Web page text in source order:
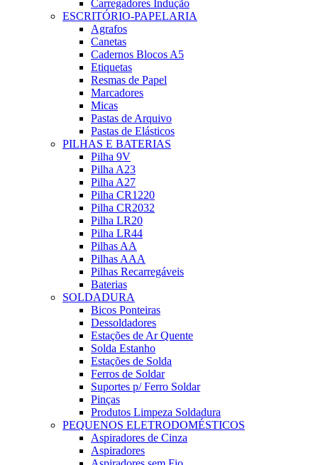
Carregadores Indução
ESCRITÓRIO-PAPELARIA
Agrafos
Canetas
Cadernos Blocos A5
Etiquetas
Resmas de Papel
Marcadores
Micas
Pastas de Arquivo
Pastas de Elásticos
PILHAS E BATERIAS
Pilha 9V
Pilha A23
Pilha A27
Pilha CR1220
Pilha CR2032
Pilha LR20
Pilha LR44
Pilhas AA
Pilhas AAA
Pilhas Recarregáveis
Baterias
SOLDADURA
Bicos Ponteiras
Dessoldadores
Estações de Ar Quente
Solda Estanho
Estações de Solda
Ferros de Soldar
Suportes p/ Ferro Soldar
Pinças
Produtos Limpeza Soldadura
PEQUENOS ELETRODOMÉSTICOS
Aspiradores de Cinza
Aspiradores